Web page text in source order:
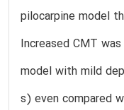
pilocarpine model
Increased CMT
model with mild
s) even compared